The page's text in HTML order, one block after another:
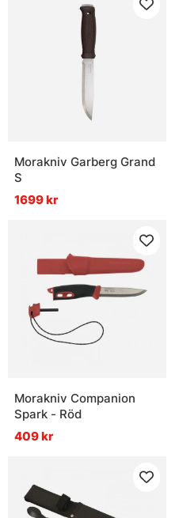
Morakniv Garberg Grand
S
1699 kr
Morakniv Companion
Spark - Röd
409 kr